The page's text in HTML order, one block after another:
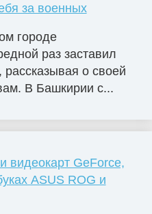
за военных
городе
раз заставил
рассказывая о своей
В Башкирии с...
видеокарт GeForce,
ASUS ROG и